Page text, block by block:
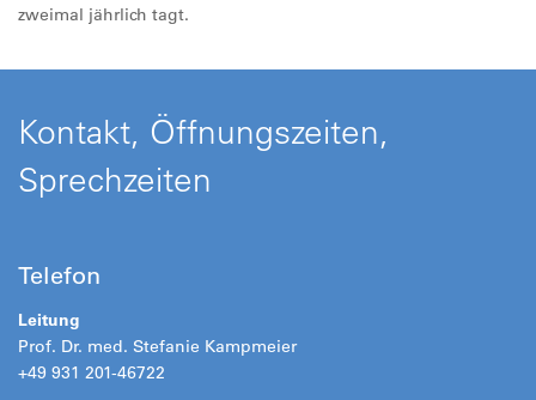
zweimal jährlich tagt.
Kontakt, Öffnungszeiten,
Sprechzeiten
Telefon
Leitung
Prof. Dr. med. Stefanie Kampmeier
+49 931 201-46722